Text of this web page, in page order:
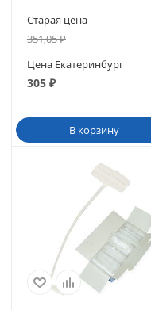
Старая цена
351,05₽
Цена Екатеринбург
305 ₽
В корзину